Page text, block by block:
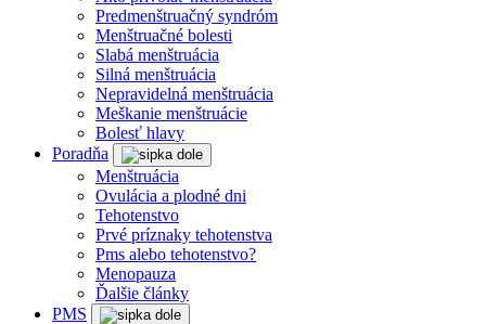
Predmenštruačný syndróm
Menštruačné bolesti
Slabá menštruácia
Silná menštruácia
Nepravidelná menštruácia
Meškanie menštruácie
Bolesť hlavy
Poradňa
Menštruácia
Ovulácia a plodné dni
Tehotenstvo
Prvé príznaky tehotenstva
Pms alebo tehotenstvo?
Menopauza
Ďalšie články
PMS